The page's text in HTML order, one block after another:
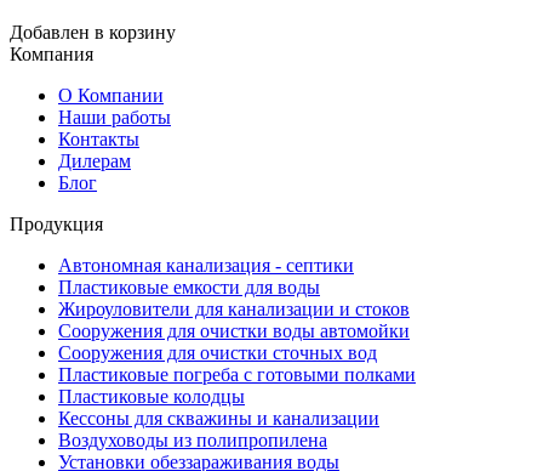
Добавлен в корзину
Компания
О Компании
Наши работы
Контакты
Дилерам
Блог
Продукция
Автономная канализация - септики
Пластиковые емкости для воды
Жироуловители для канализации и стоков
Сооружения для очистки воды автомойки
Сооружения для очистки сточных вод
Пластиковые погреба с готовыми полками
Пластиковые колодцы
Кессоны для скважины и канализации
Воздуховоды из полипропилена
Установки обеззараживания воды